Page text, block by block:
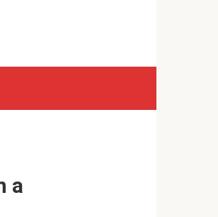
a